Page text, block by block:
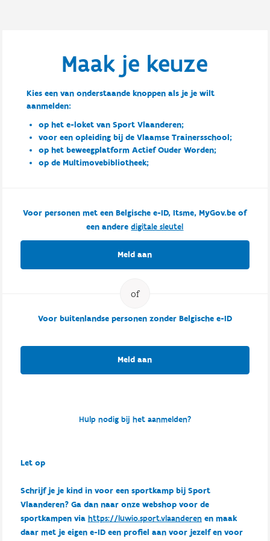
Maak je keuze
Kies een van onderstaande knoppen als je je wilt
aanmelden:
op het e-loket van Sport Vlaanderen;
voor een opleiding bij de Vlaamse Trainersschool;
op het beweegplatform Actief Ouder Worden;
op de Multimovebibliotheek;
Voor personen met een Belgische e-ID, Itsme, MyGov.be of
een anderedigitale sleutel
Meld aan
Voor buitenlandse personen zonder Belgische e-ID
Meld aan
Hulp nodig bij het aanmelden?
Let op
Schrijf je je kind in voor een sportkamp bij Sport
Vlaanderen? Ga dan naar onze webshop voor de
sportkampen via https://luwio.sport.vlaanderenen maak
daar met je eigen e-ID een profiel aan voor jezelf en voor